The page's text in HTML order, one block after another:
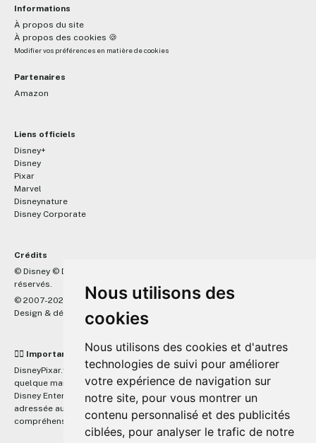
Nous utilisons des
cookies
Nous utilisons des cookies et d'autres
technologies de suivi pour améliorer
votre expérience de navigation sur
notre site, pour vous montrer un
contenu personnalisé et des publicités
ciblées, pour analyser le trafic de notre
Informations
À propos du site
À propos des cookies 🍪
Modifier vos préférences en matière de cookies
Partenaires
Amazon
Liens officiels
Disney+
Disney
Pixar
Marvel
Disneynature
Disney Corporate
Crédits
© Disney © Disney/Pixar © &
réservés.
© 2007-2026 DisneyPixar.fr
Design & développement :
MonsieurPaul
☝🏼 Important
DisneyPixar.fr est un site indépendant et n'est en aucun cas lié de
quelque manière que ce soit avec The Walt Disney Company, Pixar,
Disney Enterprises, Inc ou leurs dérivés ou associés. Toute demande
adressée aux studios Disney ou Pixar sera ignorée. Merci de votre
compréhension.